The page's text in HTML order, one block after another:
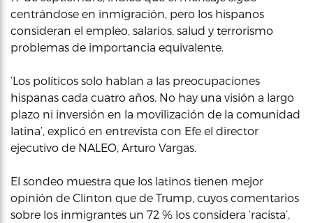
centrándose en inmigración, pero los hispanos
consideran el empleo, salarios, salud y terrorismo
problemas de importancia equivalente.
‘Los políticos solo hablan a las preocupaciones
hispanas cada cuatro años. No hay una visión a largo
plazo ni inversión en la movilización de la comunidad
latina’, explicó en entrevista con Efe el director
ejecutivo de NALEO, Arturo Vargas.
El sondeo muestra que los latinos tienen mejor
opinión de Clinton que de Trump, cuyos comentarios
sobre los inmigrantes un 72 % los considera ‘racista’,